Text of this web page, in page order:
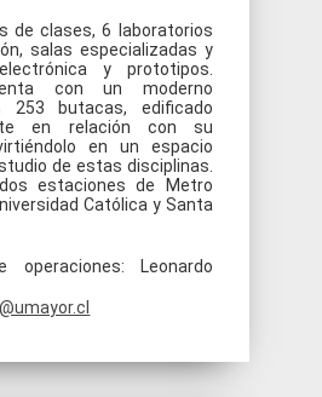
de clases, 6 laboratorios
salas especializadas y
y prototipos.
con un moderno
253 butacas, edificado
en relación con su
en un espacio
de estas disciplinas.
estaciones de Metro
Católica y Santa
operaciones: Leonardo